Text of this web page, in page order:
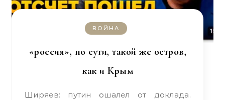
ВОЙНА
«россия», по сути, такой же остров,
как и Крым
Ширяев: путин ошалел от доклада.